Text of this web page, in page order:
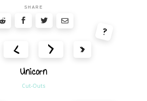
SHARE
< > »
?
Unicorn
Cut-Outs